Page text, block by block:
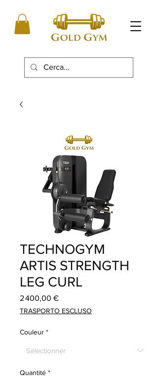
TECHNOGYM
ARTIS STRENGTH
LEG CURL
2 400,00 €Prix
TRASPORTO ESCLUSO
Couleur *
Quantité *